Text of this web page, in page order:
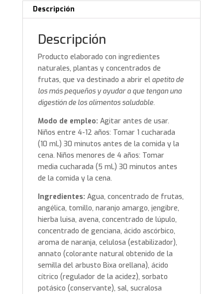
Descripción
Descripción
Producto elaborado con ingredientes
naturales, plantas y concentrados de
frutas, que va destinado a abrir elapetito de
los más pequeños y ayudar a que tengan una
digestión de los alimentos saludable.
Modo de empleo: Agitar antes de usar.
Niños entre 4-12 años: Tomar 1 cucharada
(10 mL) 30 minutos antes de la comida y la
cena. Niños menores de 4 años: Tomar
media cucharada (5 mL) 30 minutos antes
de la comida y la cena.
Ingredientes: Agua, concentrado de frutas,
angélica, tomillo, naranjo amargo, jengibre,
hierba luisa, avena, concentrado de lúpulo,
concentrado de genciana, ácido ascórbico,
aroma de naranja, celulosa (estabilizador),
annato (colorante natural obtenido de la
semilla del arbusto Bixa orellana), ácido
cítrico (regulador de la acidez), sorbato
potásico (conservante), sal, sucralosa